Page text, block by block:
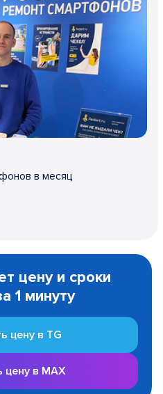
в месяц
цену и сроки
1 минуту
цену в TG
цену в MAX